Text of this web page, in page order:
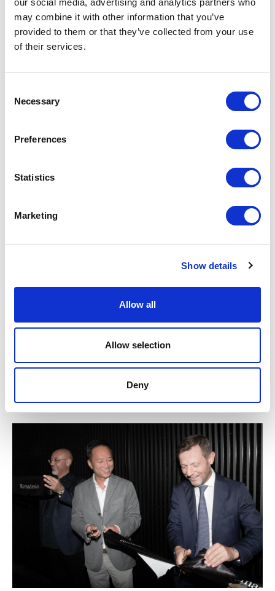
our social media, advertising and analytics partners who
may combine it with other information that you’ve
provided to them or that they’ve collected from your use
of their services.
Selection
Necessary
Preferences
Statistics
Marketing
Show details
Allow all
Allow selection
Deny
ARTICLES LIÉS
NEW OPENING SAN PIETROBURGO